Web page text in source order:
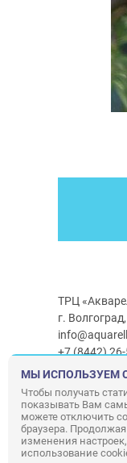
ТРЦ
г.
+7 (8442)
Часы
Часы
Часы
Правила
МЫ ИСПОЛЬЗУЕМ
Чтобы получать
показывать Вам
можете отключить
браузера.
изменения
использование